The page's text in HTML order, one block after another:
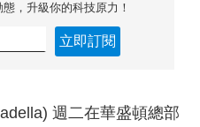
，升級你的科技原力！
立即訂閱
週二在華盛頓總部